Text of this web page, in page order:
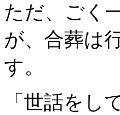
ただ、ごく
が、合葬は
す。
「世話を